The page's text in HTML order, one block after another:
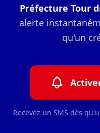
Préfecture Tour
alerte
qu'un
Recevez un SMS dès